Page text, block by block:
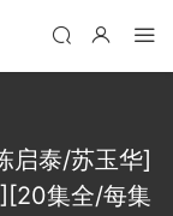
启泰/苏玉华]
集全/每集